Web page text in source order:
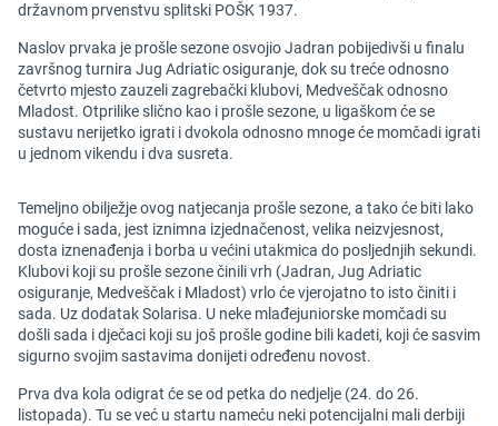
državnom prvenstvu splitski POŠK 1937.
Naslov prvaka je prošle sezone osvojio Jadran pobijedivši u finalu
završnog turnira Jug Adriatic osiguranje, dok su treće odnosno
četvrto mjesto zauzeli zagrebački klubovi, Medveščak odnosno
Mladost. Otprilike slično kao i prošle sezone, u ligaškom će se
sustavu nerijetko igrati i dvokola odnosno mnoge će momčadi igrati
u jednom vikendu i dva susreta.
Temeljno obilježje ovog natjecanja prošle sezone, a tako će biti lako
moguće i sada, jest iznimna izjednačenost, velika neizvjesnost,
dosta iznenađenja i borba u većini utakmica do posljednjih sekundi.
Klubovi koji su prošle sezone činili vrh (Jadran, Jug Adriatic
osiguranje, Medveščak i Mladost) vrlo će vjerojatno to isto činiti i
sada. Uz dodatak Solarisa. U neke mlađejuniorske momčadi su
došli sada i dječaci koji su još prošle godine bili kadeti, koji će sasvim
sigurno svojim sastavima donijeti određenu novost.
Prva dva kola odigrat će se od petka do nedjelje (24. do 26.
listopada). Tu se već u startu nameću neki potencijalni mali derbiji